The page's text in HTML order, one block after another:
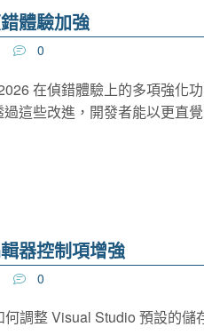
體驗加強
0
在偵錯體驗上的多項強化
這些改進，開發者能以更直
器控制項增強
0
調整 Visual Studio 預設的儲